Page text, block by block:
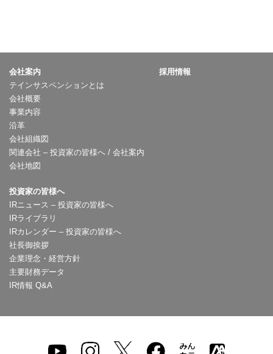
会社案内
テインサスペンションとは
会社概要
事業内容
沿革
会社組織図
関連会社 – 投資家の皆様へ / 会社案内
会社地図
採用情報
投資家の皆様へ
IRニュース – 投資家の皆様へ
IRライブラリ
IRカレンダー – 投資家の皆様へ
社長御挨拶
企業理念・経営方針
主要財務データ
IR情報 Q&A